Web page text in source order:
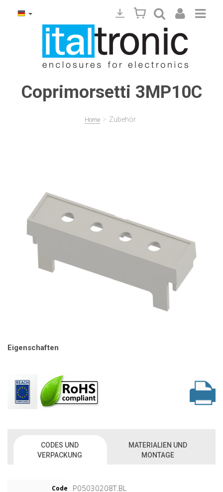
Coprimorsetti 3MP10C
Home > Zubehör
Eigenschaften
CODES UND
VERPACKUNG
MATERIALIEN UND
MONTAGE
Code P05030208T.BL